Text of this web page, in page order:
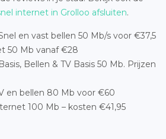
internet in Grolloo afsluiten.
en vast bellen 50 Mb/s voor €37,5
50 Mb vanaf €28
Bellen & TV Basis 50 Mb. Prijzen
en bellen 80 Mb voor €60
100 Mb – kosten €41,95